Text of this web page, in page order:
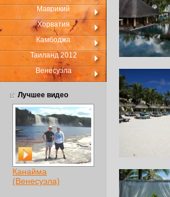
Маврикий
Хорватия
Камбоджа
Таиланд 2012
Венесуэла
Лучшее видео
Канайма
(Венесуэла)